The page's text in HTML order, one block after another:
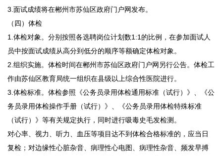
3.面试成绩将在郴州市苏仙区政府门户网发布。
（四）体检
1.体检对象。分别按照各选聘岗位计划数1:1的比例，在参加面试人
员中按面试成绩从高分到低分的顺序等额确定体检对象。
2.组织实施。体检时间在郴州市苏仙区政府门户网另行公告。体检工
作由苏仙区教育局统一组织在县级以上综合性医院进行。
3.体检标准。体检参照《公务员录用体检通用标准（试行）》、《公
务员录用体检操作手册（试行）》、《公务员录用体检特殊标准
（试行）》等有关规定执行，同时进行吸毒史毛发检测。
对心率、视力、听力、血压等项目达不到体检合格标准的，应当日
复检；对边缘性心脏杂音、病理性心电图、病理性杂音、频发早搏